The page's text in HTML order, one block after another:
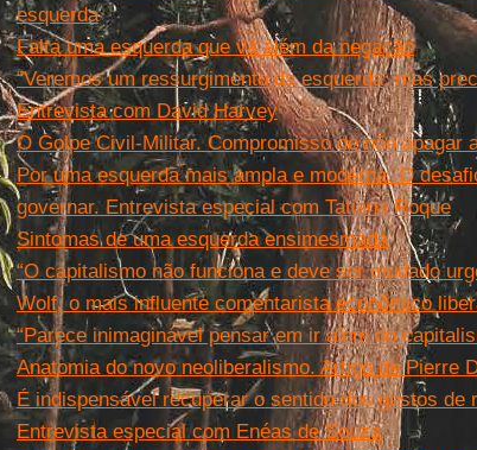
esquerda
Falta uma esquerda que vá além da negação
“Veremos um ressurgimento da esquerda, mas
Entrevista com David Harvey
O Golpe Civil-Militar. Compromisso de não apagar
Por uma esquerda mais ampla e moderna. O
governar. Entrevista especial com Tatiana Roque
Sintomas de uma esquerda ensimesmada
“O capitalismo não funciona e deve ser mudado
Wolf, o mais influente comentarista econômico
“Parece inimaginável pensar em ir além do
Anatomia do novo neoliberalismo. Artigo de Pierre
É indispensável recuperar o sentido dos gestos de
Entrevista especial com Enéas de Souza